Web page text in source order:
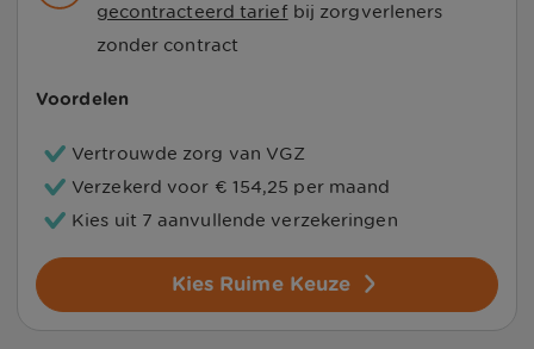
gecontracteerd tarief bij zorgverleners
zonder contract
Voordelen
Vertrouwde zorg van VGZ
Verzekerd voor € 154,25 per maand
Kies uit 7 aanvullende verzekeringen
Kies Ruime Keuze